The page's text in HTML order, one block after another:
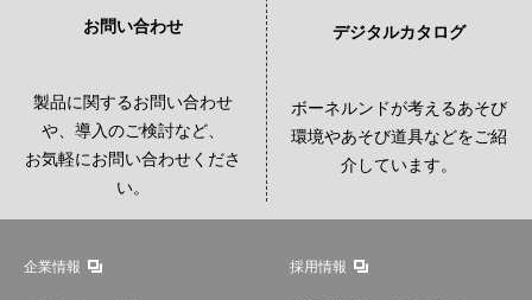
お問い合わせ
製品に関するお問い合わせ
や、導入のご検討など、
お気軽にお問い合わせくださ
い。
デジタルカタログ
ボーネルンドが考えるあそび
環境やあそび道具などをご紹
介しています。
企業情報 採用情報